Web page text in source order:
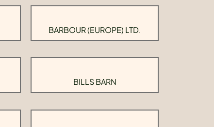
BARBOUR (EUROPE) LTD.
BILLS BARN